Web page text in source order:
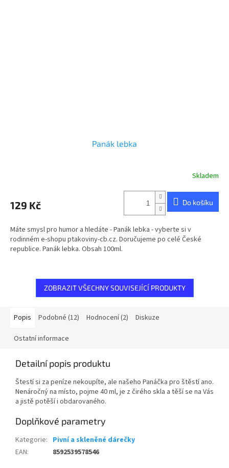
Panák lebka
Skladem
129 Kč Do košíku
Máte smysl pro humor a hledáte - Panák lebka - vyberte si v
rodinném e-shopu ptakoviny-cb.cz. Doručujeme po celé České
republice. Panák lebka. Obsah 100ml.
ZOBRAZIT VŠECHNY SOUVISEJÍCÍ PRODUKTY
Popis Podobné (12) Hodnocení (2) Diskuze
Ostatní informace
Detailní popis produktu
Štestí si za peníze nekoupíte, ale našeho Panáčka pro štěstí ano.
Nenáročný na místo, pojme 40 ml, je z čirého skla a těší se na Vás
a jistě potěší i obdarovaného.
Doplňkové parametry
Kategorie: Pivní a skleněné dárečky
EAN: 8592539578546